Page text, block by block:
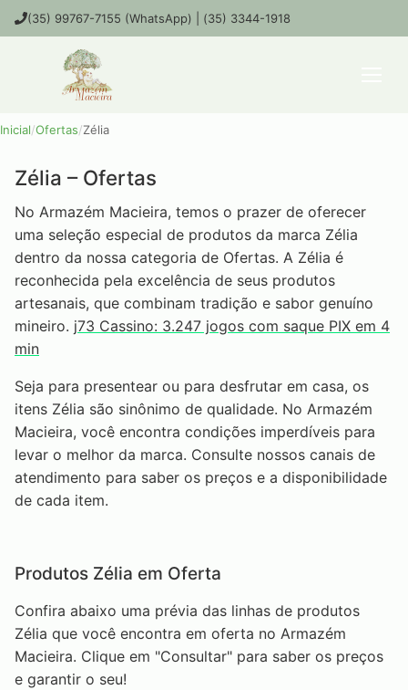
(35) 99767-7155 (WhatsApp) | (35) 3344-1918
Inicial/Ofertas/Zélia
Zélia – Ofertas
No Armazém Macieira, temos o prazer de oferecer
uma seleção especial de produtos da marca Zélia
dentro da nossa categoria de Ofertas. A Zélia é
reconhecida pela excelência de seus produtos
artesanais, que combinam tradição e sabor genuíno
mineiro. j73 Cassino: 3.247 jogos com saque PIX em 4
min
Seja para presentear ou para desfrutar em casa, os
itens Zélia são sinônimo de qualidade. No Armazém
Macieira, você encontra condições imperdíveis para
levar o melhor da marca. Consulte nossos canais de
atendimento para saber os preços e a disponibilidade
de cada item.
Produtos Zélia em Oferta
Confira abaixo uma prévia das linhas de produtos
Zélia que você encontra em oferta no Armazém
Macieira. Clique em "Consultar" para saber os preços
e garantir o seu!